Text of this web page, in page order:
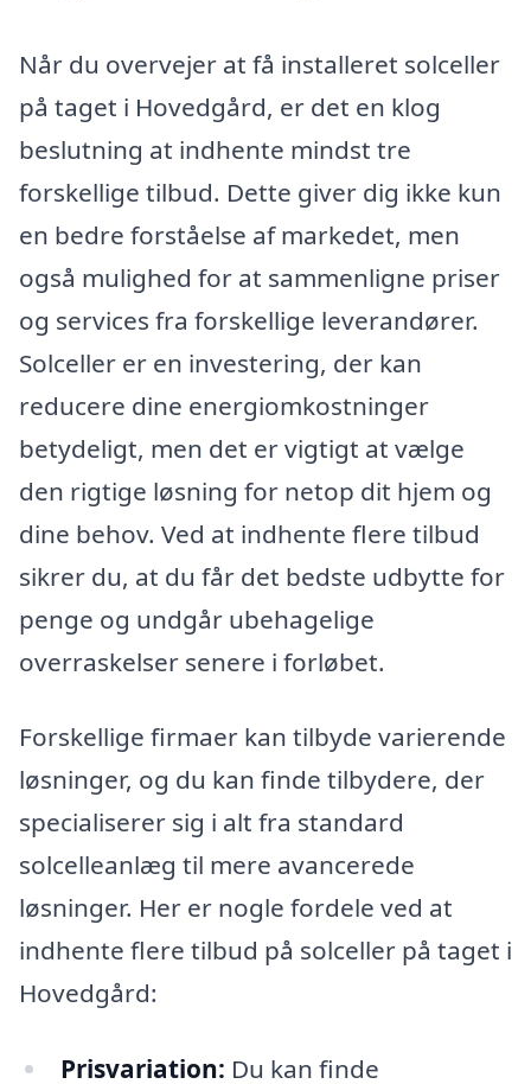
Når du overvejer at få installeret solceller
på taget i Hovedgård, er det en klog
beslutning at indhente mindst tre
forskellige tilbud. Dette giver dig ikke kun
en bedre forståelse af markedet, men
også mulighed for at sammenligne priser
og services fra forskellige leverandører.
Solceller er en investering, der kan
reducere dine energiomkostninger
betydeligt, men det er vigtigt at vælge
den rigtige løsning for netop dit hjem og
dine behov. Ved at indhente flere tilbud
sikrer du, at du får det bedste udbytte for
penge og undgår ubehagelige
overraskelser senere i forløbet.
Forskellige firmaer kan tilbyde varierende
løsninger, og du kan finde tilbydere, der
specialiserer sig i alt fra standard
solcelleanlæg til mere avancerede
løsninger. Her er nogle fordele ved at
indhente flere tilbud på solceller på taget i
Hovedgård:
Prisvariation: Du kan finde